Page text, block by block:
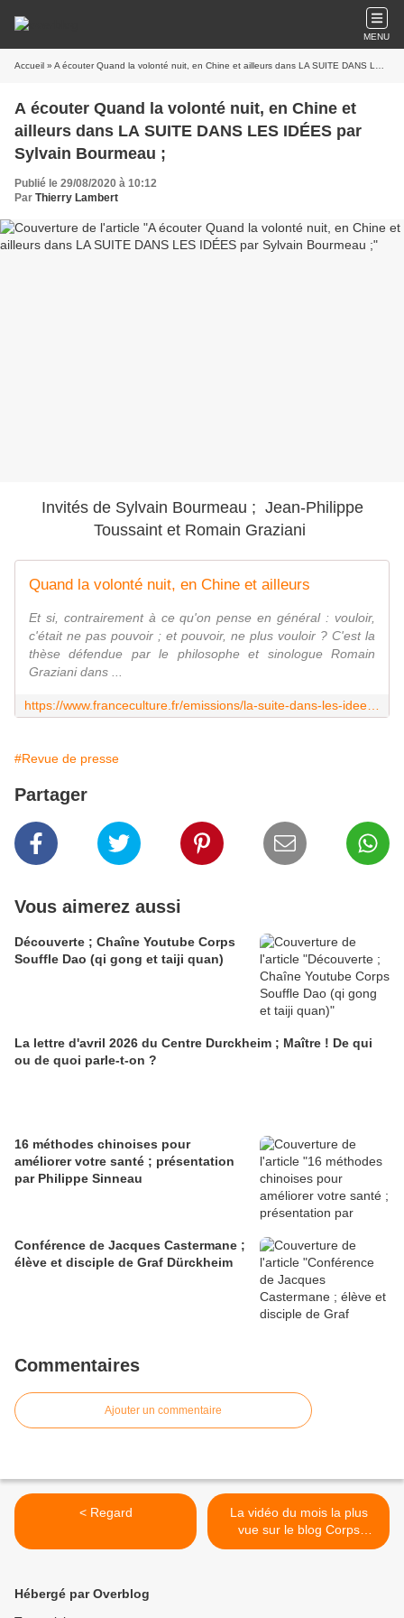
MENU
Accueil » A écouter Quand la volonté nuit, en Chine et ailleurs dans LA SUITE DANS LES IDÉES par Sylvain Bourmeau ;
A écouter Quand la volonté nuit, en Chine et
ailleurs dans LA SUITE DANS LES IDÉES par
Sylvain Bourmeau ;
Publié le 29/08/2020 à 10:12
Par Thierry Lambert
Invités de Sylvain Bourmeau ; Jean-Philippe
Toussaint et Romain Graziani
Quand la volonté nuit, en Chine et ailleurs
Et si, contrairement à ce qu'on pense en général : vouloir,
c'était ne pas pouvoir ; et pouvoir, ne plus vouloir ? C'est la
thèse défendue par le philosophe et sinologue Romain
Graziani dans ...
#Revue de presse
Partager
Vous aimerez aussi
Découverte ; Chaîne Youtube Corps
Souffle Dao (qi gong et taiji quan)
La lettre d'avril 2026 du Centre Durckheim ; Maître ! De qui
ou de quoi parle-t-on ?
16 méthodes chinoises pour
améliorer votre santé ; présentation
par Philippe Sinneau
Conférence de Jacques Castermane ;
élève et disciple de Graf Dürckheim
Commentaires
Ajouter un commentaire
< Regard
La vidéo du mois la plus
vue sur le blog Corps
Souffle Dao ; YangsSheng
Hébergé par Overblog